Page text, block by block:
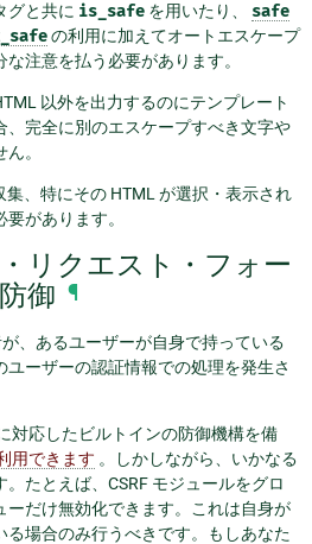
グと共に is_safe を用いたり、 safe
の利用に加えてオートエスケープ
注意を払う必要があります。
以外を出力するのにテンプレート
、完全に別のエスケープすべき文字や
。
、特にその HTML が選択・表示され
があります。
リクエスト・フォー
御 ¶
、あるユーザーが自身で持っている
ーザーの認証情報での処理を発生さ
対応したビルトインの防御機構を備
用できます 。しかしながら、いかなる
たとえば、CSRF モジュールをグロ
ーだけ無効化できます。これは自身が
場合のみ行うべきです。もしあなた